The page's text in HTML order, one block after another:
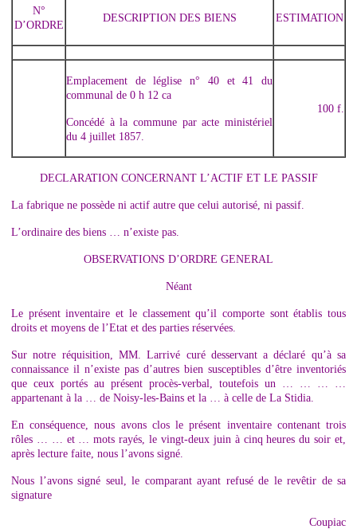
N°
D’ORDRE
DESCRIPTION DES BIENS ESTIMATION
Emplacement de léglise n° 40 et 41 du
communal de 0 h 12 ca
Concédé à la commune par acte ministériel
du 4 juillet 1857.
100 f.
DECLARATION CONCERNANT L’ACTIF ET LE PASSIF
La fabrique ne possède ni actif autre que celui autorisé, ni passif.
L’ordinaire des biens … n’existe pas.
OBSERVATIONS D’ORDRE GENERAL
Néant
Le présent inventaire et le classement qu’il comporte sont établis tous
droits et moyens de l’Etat et des parties réservées.
Sur notre réquisition, MM. Larrivé curé desservant a déclaré qu’à sa
connaissance il n’existe pas d’autres bien susceptibles d’être inventoriés
que ceux portés au présent procès-verbal, toutefois un … … … …
appartenant à la … de Noisy-les-Bains et la … à celle de La Stidia.
En conséquence, nous avons clos le présent inventaire contenant trois
rôles … … et … mots rayés, le vingt-deux juin à cinq heures du soir et,
après lecture faite, nous l’avons signé.
Nous l’avons signé seul, le comparant ayant refusé de le revêtir de sa
signature
Coupiac